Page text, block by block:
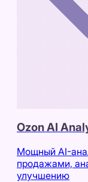
Ozon AI
Мощный AI-
продажами,
улучшению